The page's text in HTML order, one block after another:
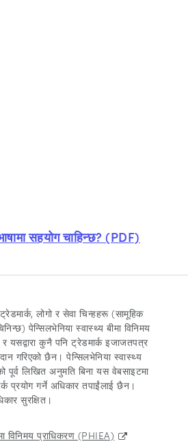
सहयोग चाहिन्छ? (PDF)
लोगो र सेवा चिन्हहरू (सामूहिक
पेन्सिलभेनिया स्वास्थ्य बीमा विनिमय
यसद्वारा कुनै पनि ट्रेडमार्क इजाजतपत्र
गरिएको छैन। पेन्सिलभेनिया स्वास्थ्य
पूर्व लिखित अनुमति बिना यस वेबसाइटमा
प्रयोग गर्ने अधिकार तपाईंलाई छैन।
सुरक्षित।
विनिमय प्राधिकरण (PHIEA)